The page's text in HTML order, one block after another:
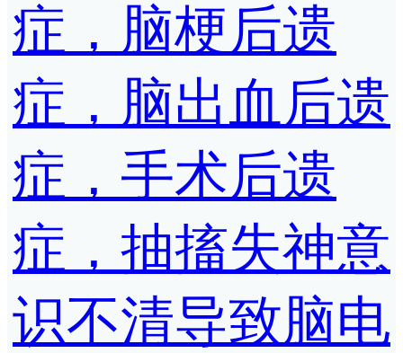
症，脑梗后遗
症，脑出血后遗
症，手术后遗
症，抽搐失神意
识不清导致脑电